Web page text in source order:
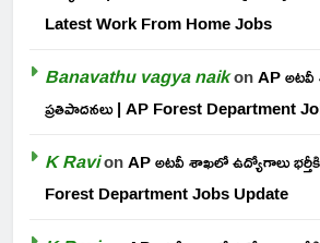
Latest Work From Home Jobs
Banavathu vagya naikonAP అటవీ
ప్రతిపాదనలు | AP Forest Department
K RavionAP అటవీ శాఖలో ఉద్యోగాలు
Forest Department Jobs Update